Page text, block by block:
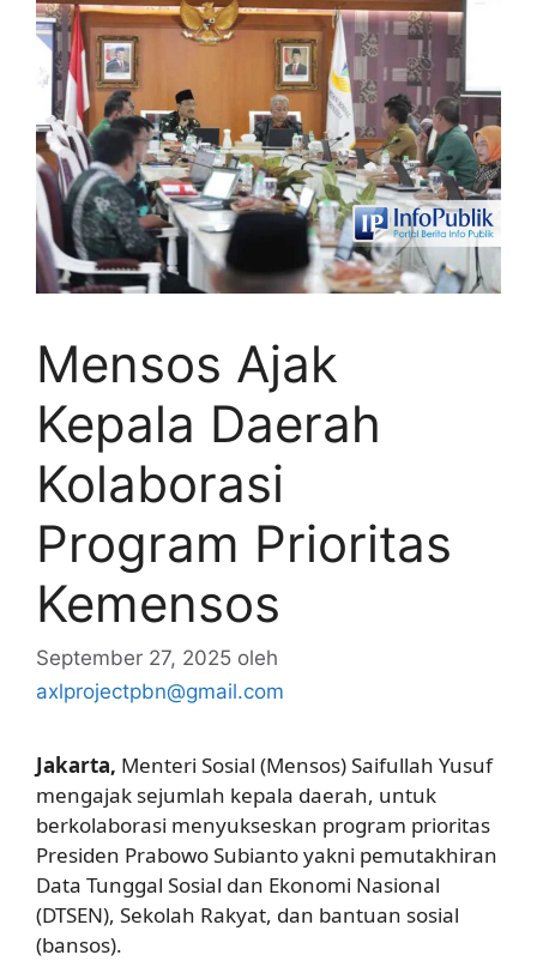
Mensos Ajak
Kepala Daerah
Kolaborasi
Program Prioritas
Kemensos
September 27, 2025 oleh
axlprojectpbn@gmail.com
Jakarta, Menteri Sosial (Mensos) Saifullah Yusuf
mengajak sejumlah kepala daerah, untuk
berkolaborasi menyukseskan program prioritas
Presiden Prabowo Subianto yakni pemutakhiran
Data Tunggal Sosial dan Ekonomi Nasional
(DTSEN), Sekolah Rakyat, dan bantuan sosial
(bansos).